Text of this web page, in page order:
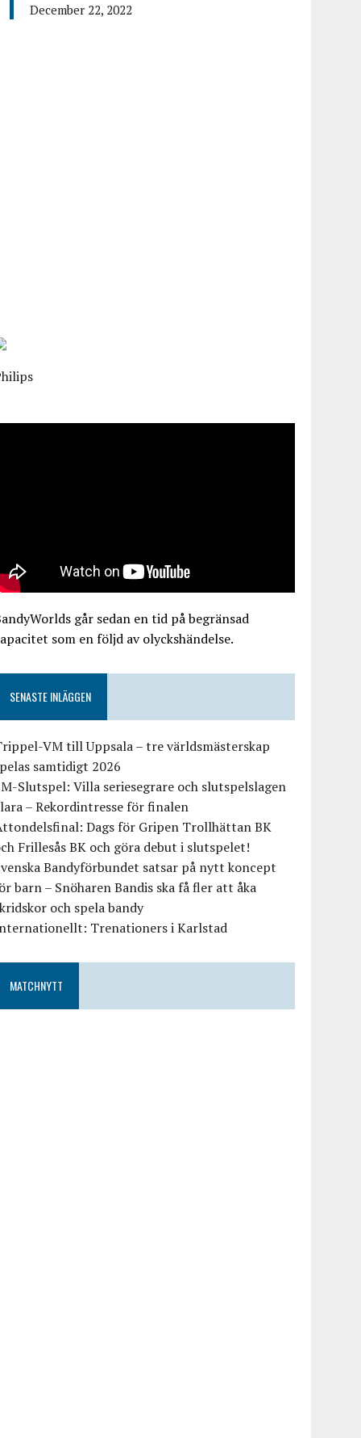
December 22, 2022
går sedan en tid på begränsad
som en följd av olyckshändelse.
SENASTE INLÄGGEN
VM till Uppsala – tre världsmästerskap
samtidigt 2026
Slutspel: Villa seriesegrare och slutspelslagen
– Rekordintresse för finalen
Dags för Gripen Trollhättan BK
Frillesås BK och göra debut i slutspelet!
Bandyförbundet satsar på nytt koncept
barn – Snöharen Bandis ska få fler att åka
och spela bandy
Trenationers i Karlstad
MATCHNYTT